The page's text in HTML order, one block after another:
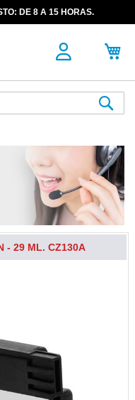
DE 8 A 15 HORAS.
- 29 ML. CZ130A